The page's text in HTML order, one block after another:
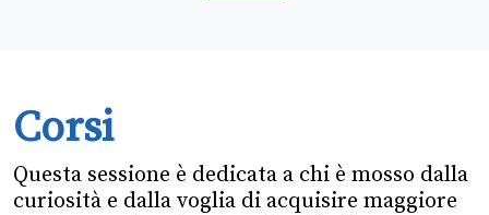
Corsi
Questa sessione è dedicata a chi è mosso dalla
curiosità e dalla voglia di acquisire maggiore